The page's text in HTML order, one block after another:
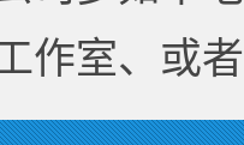
作室、或